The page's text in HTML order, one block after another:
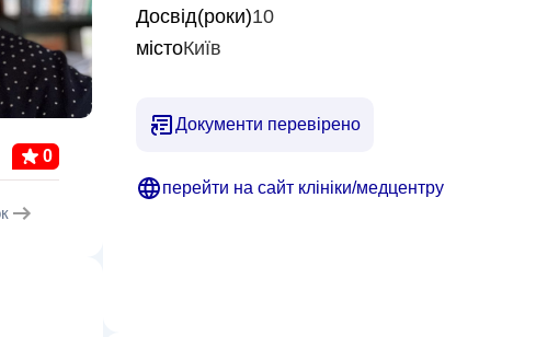
0
Досвід(роки)10
містоКиїв
Документи перевірено
перейти на сайт клініки/медцентру